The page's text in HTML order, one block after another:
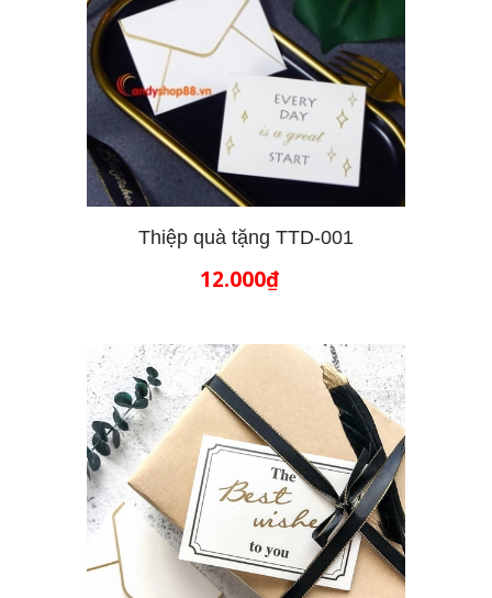
THÊM VÀO GIỎ HÀNG
Thiệp quà tặng TTD-001
12.000₫